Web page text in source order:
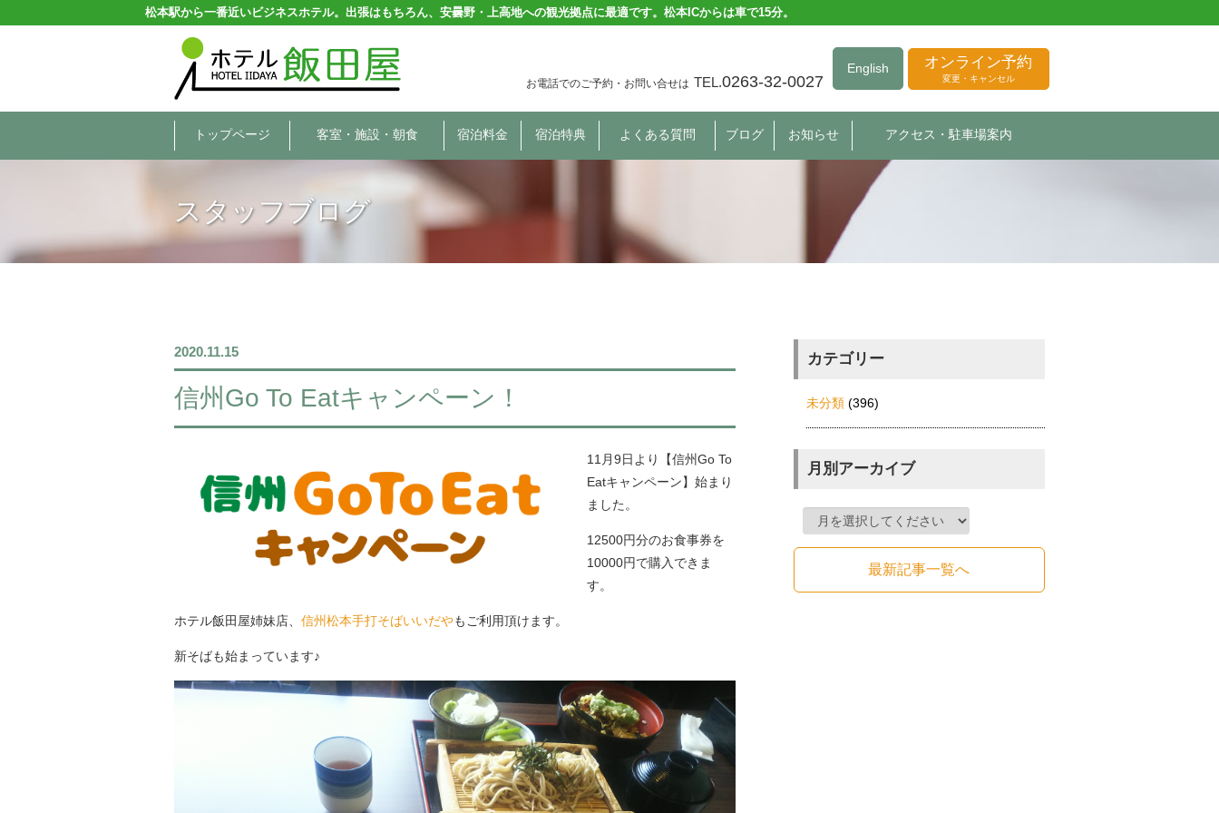
松本駅から一番近いビジネスホテル。出張はもちろん、安曇野・上高地への観光拠点に最適です。松本ICからは車で15分。
お電話でのご予約・お問い合せは TEL.0263-32-0027
English オンライン予約
変更・キャンセル
トップページ 客室・施設・朝食 宿泊料金 宿泊特典 よくある質問 ブログ お知らせ アクセス・駐車場案内
スタッフブログ
2020.11.15
信州Go To Eatキャンペーン！
11月9日より【信州Go To
Eatキャンペーン】始まり
ました。
12500円分のお食事券を
10000円で購入できま
す。
ホテル飯田屋姉妹店、 信州松本手打そばいいだやもご利用頂けます。
新そばも始まっています♪
カテゴリー
未分類(396)
月別アーカイブ
最新記事一覧へ